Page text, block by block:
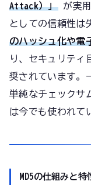
Attack）」 が実
としての信頼性
のハッシュ化や電
り、セキュリテ
奨されています。
単純なチェックサ
は今でも使われて
MD5の仕組みと特